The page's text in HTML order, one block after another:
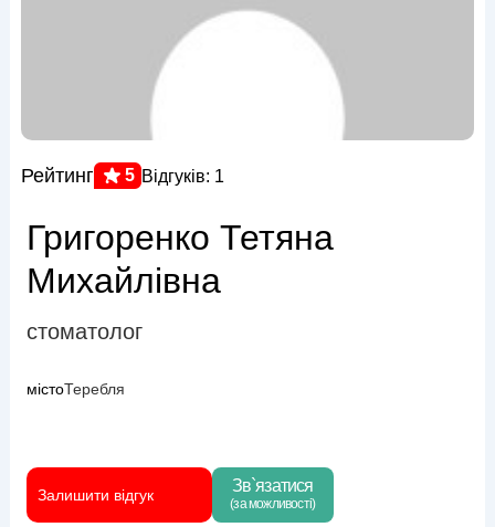
Рейтинг 5 Відгуків: 1
Григоренко Тетяна
Михайлівна
стоматолог
містоТеребля
Залишити відгук Зв`язатися
(за можливості)